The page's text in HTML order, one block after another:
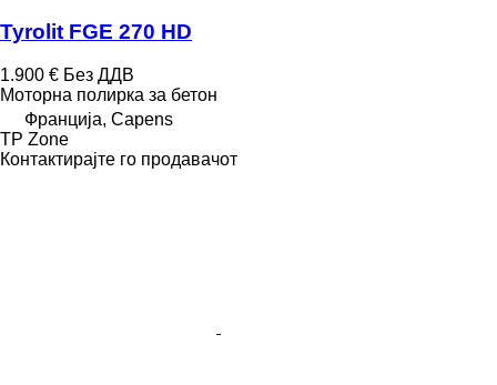
Tyrolit FGE 270 HD
1.900 € Без ДДВ
Моторна полирка за бетон
Франција, Capens
TP Zone
Контактирајте го продавачот